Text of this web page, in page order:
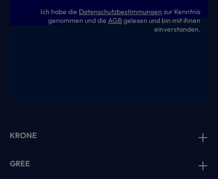
Ich habe die Datenschutzbestimmungen zur Kenntnis
genommen und die AGB gelesen und bin mit ihnen
einverstanden.
KRONE
GREE